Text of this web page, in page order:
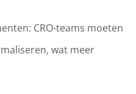
CRO-teams moeten
wat meer